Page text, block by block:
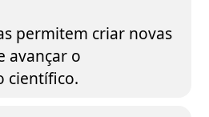
permitem criar novas
avançar o
científico.